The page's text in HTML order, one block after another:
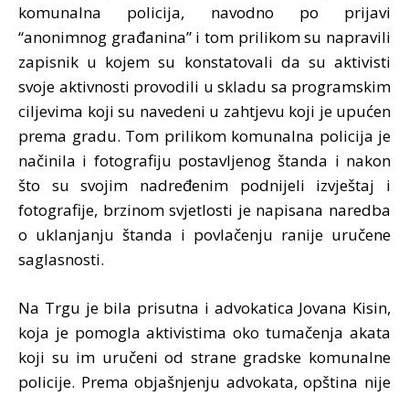
komunalna policija, navodno po prijavi
“anonimnog građanina” i tom prilikom su napravili
zapisnik u kojem su konstatovali da su aktivisti
svoje aktivnosti provodili u skladu sa programskim
ciljevima koji su navedeni u zahtjevu koji je upućen
prema gradu. Tom prilikom komunalna policija je
načinila i fotografiju postavljenog štanda i nakon
što su svojim nadređenim podnijeli izvještaj i
fotografije, brzinom svjetlosti je napisana naredba
o uklanjanju štanda i povlačenju ranije uručene
saglasnosti.
Na Trgu je bila prisutna i advokatica Jovana Kisin,
koja je pomogla aktivistima oko tumačenja akata
koji su im uručeni od strane gradske komunalne
policije. Prema objašnjenju advokata, opština nije